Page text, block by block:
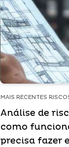
MAIS RECENTES
Análise de
como
precisa fazer